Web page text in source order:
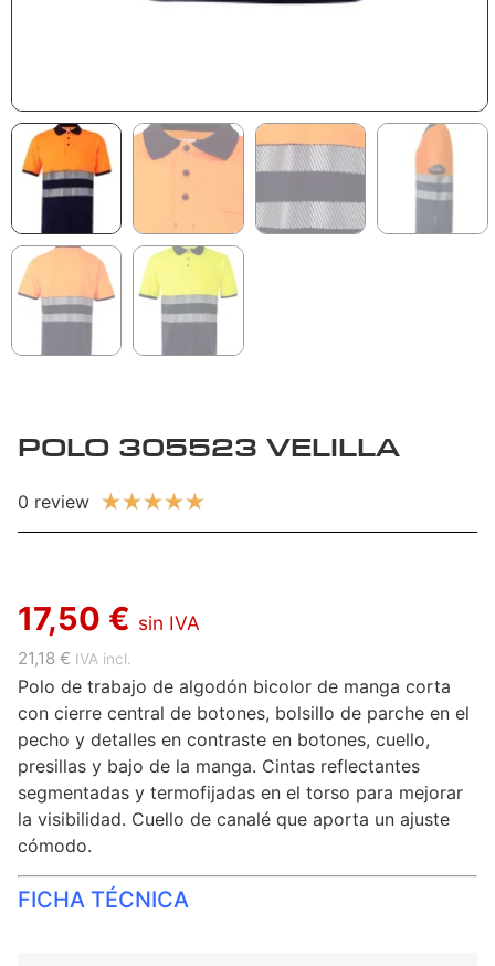
POLO 305523 VELILLA
0 review ★★★★★
17,50 € sin IVA
21,18 € IVA incl.
Polo de trabajo de algodón bicolor de manga corta
con cierre central de botones, bolsillo de parche en el
pecho y detalles en contraste en botones, cuello,
presillas y bajo de la manga. Cintas reflectantes
segmentadas y termofijadas en el torso para mejorar
la visibilidad. Cuello de canalé que aporta un ajuste
cómodo.
FICHA TÉCNICA